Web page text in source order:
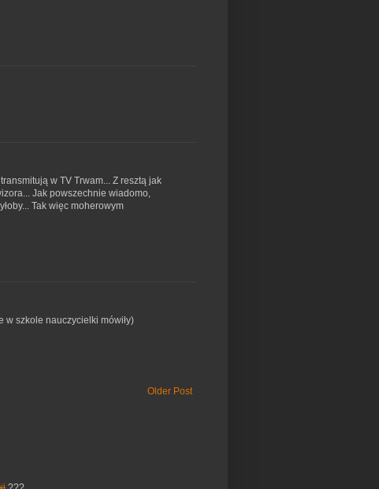
w TV Trwam... Z resztą jak
Jak powszechnie wiadomo,
Tak więc moherowym
w szkole nauczycielki mówiły)
Older Post